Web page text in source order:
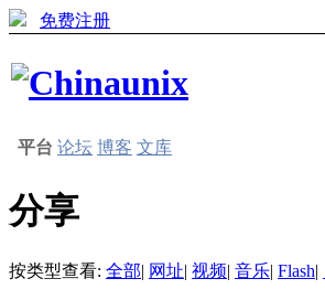
免费注册
平台 论坛 博客 文库
分享
按类型查看: 全部| 网址| 视频| 音乐| Flash|